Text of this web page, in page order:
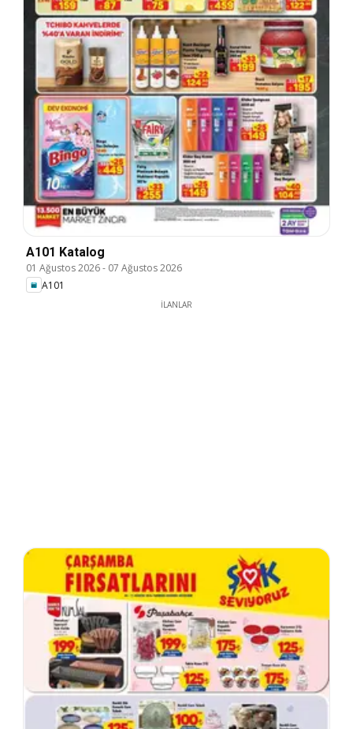
A101 Katalog
01 Ağustos 2026- 07 Ağustos 2026
A101
İLANLAR